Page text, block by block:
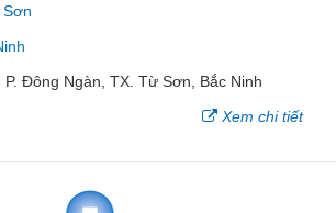
P. Đông Ngàn, TX. Từ Sơn, Bắc Ninh
Xem chi tiết